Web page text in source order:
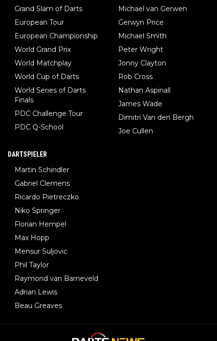
Grand Slam of Darts
European Tour
European Championship
World Grand Prix
World Matchplay
World Cup of Darts
World Series of Darts
Finals
PDC Challenge Tour
PDC Q-School
Michael van Gerwen
Gerwyn Price
Michael Smith
Peter Wright
Jonny Clayton
Rob Cross
Nathan Aspinall
James Wade
Dimitri Van den Bergh
Joe Cullen
DARTSPIELER
Martin Schindler
Gabriel Clemens
Ricardo Pietreczko
Niko Springer
Florian Hempel
Max Hopp
Mensur Suljovic
Phil Taylor
Raymond van Barneveld
Adrian Lewis
Beau Greaves